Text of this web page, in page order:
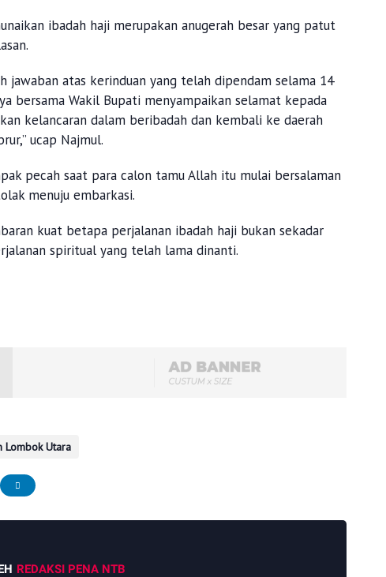
ibadah haji merupakan anugerah besar yang patut
jawaban atas kerinduan yang telah dipendam selama 14
bersama Wakil Bupati menyampaikan selamat kepada
kelancaran dalam beribadah dan kembali ke daerah
ucap Najmul.
pecah saat para calon tamu Allah itu mulai bersalaman
menuju embarkasi.
kuat betapa perjalanan ibadah haji bukan sekadar
spiritual yang telah lama dinanti.
Lombok Utara
REDAKSI PENA NTB